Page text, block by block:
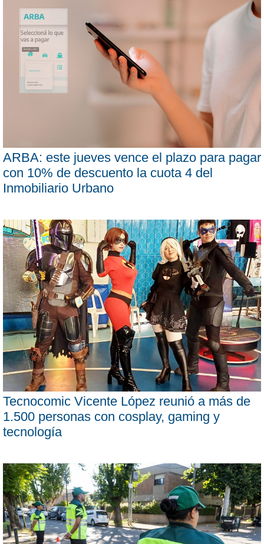
ARBA: este jueves vence el plazo para pagar
con 10% de descuento la cuota 4 del
Inmobiliario Urbano
Tecnocomic Vicente López reunió a más de
1.500 personas con cosplay, gaming y
tecnología